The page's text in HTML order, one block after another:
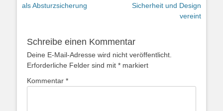
als Absturzsicherung
Sicherheit und Design
vereint
Schreibe einen Kommentar
Deine E-Mail-Adresse wird nicht veröffentlicht.
Erforderliche Felder sind mit * markiert
Kommentar *